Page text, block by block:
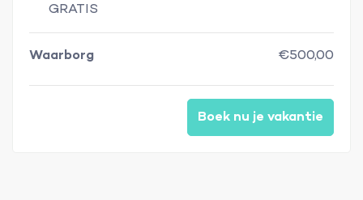
GRATIS
Waarborg €500,00
Boek nu je vakantie